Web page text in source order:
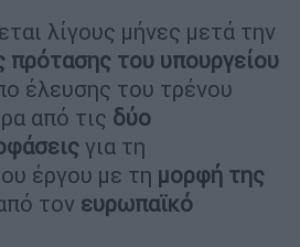
λίγους μήνες μετά την
πρότασης του υπουργείου
έλευσης του τρένου
από τις δύο
για τη
έργου με τη μορφή της
τον ευρωπαϊκό